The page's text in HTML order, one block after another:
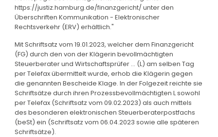
https://justiz.hamburg.de/finanzgericht/ unter den
Überschriften Kommunikation - Elektronischer
Rechtsverkehr (ERV) erhältlich."
Mit Schriftsatz vom 19.01.2023, welcher dem Finanzgericht
(FG) durch den von der Klägerin bevollmächtigten
Steuerberater und Wirtschaftsprüfer ... (L) am selben Tag
per Telefax übermittelt wurde, erhob die Klägerin gegen
die genannten Bescheide Klage. In der Folgezeit reichte sie
Schriftsätze durch ihren Prozessbevollmächtigten L sowohl
per Telefax (Schriftsatz vom 09.02.2023) als auch mittels
des besonderen elektronischen Steuerberaterpostfachs
(beSt) ein (Schriftsatz vom 06.04.2023 sowie alle späteren
Schriftsätze).